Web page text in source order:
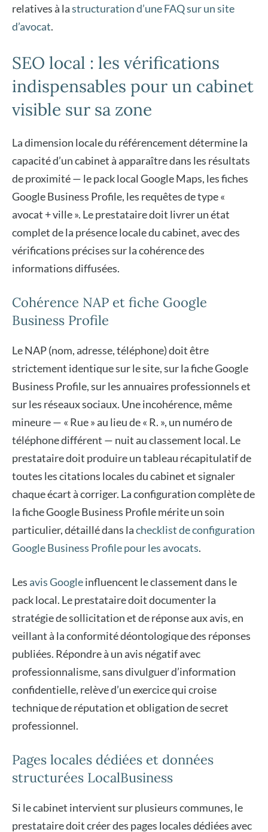
relatives à lastructuration d’une FAQ sur un site
d’avocat.
SEO local : les vérifications
indispensables pour un cabinet
visible sur sa zone
La dimension locale du référencement détermine la
capacité d’un cabinet à apparaître dans les résultats
de proximité — le pack local Google Maps, les fiches
Google Business Profile, les requêtes de type «
avocat + ville ». Le prestataire doit livrer un état
complet de la présence locale du cabinet, avec des
vérifications précises sur la cohérence des
informations diffusées.
Cohérence NAP et fiche Google
Business Profile
Le NAP (nom, adresse, téléphone) doit être
strictement identique sur le site, sur la fiche Google
Business Profile, sur les annuaires professionnels et
sur les réseaux sociaux. Une incohérence, même
mineure — « Rue » au lieu de « R. », un numéro de
téléphone différent — nuit au classement local. Le
prestataire doit produire un tableau récapitulatif de
toutes les citations locales du cabinet et signaler
chaque écart à corriger. La configuration complète de
la fiche Google Business Profile mérite un soin
particulier, détaillé dans lachecklist de configuration
Google Business Profile pour les avocats.
Lesavis Googleinfluencent le classement dans le
pack local. Le prestataire doit documenter la
stratégie de sollicitation et de réponse aux avis, en
veillant à la conformité déontologique des réponses
publiées. Répondre à un avis négatif avec
professionnalisme, sans divulguer d’information
confidentielle, relève d’un exercice qui croise
technique de réputation et obligation de secret
professionnel.
Pages locales dédiées et données
structurées LocalBusiness
Si le cabinet intervient sur plusieurs communes, le
prestataire doit créer des pages locales dédiées avec